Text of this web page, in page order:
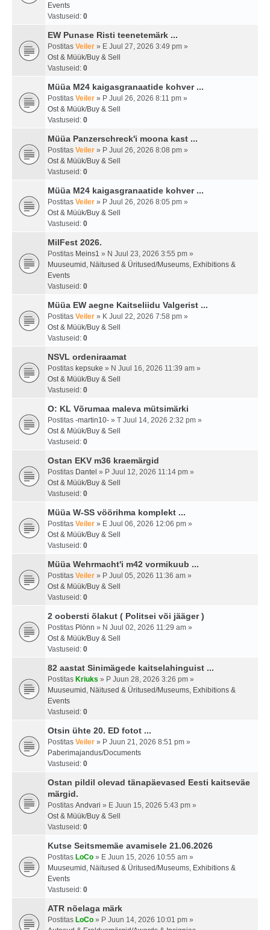
Events
Vastuseid: 0
EW Punase Risti teenetemärk ...
Postitas Veiler » E Juul 27, 2026 3:49 pm »
Ost & Müük/Buy & Sell
Vastuseid: 0
Müüa M24 kaigasgranaatide kohver ...
Postitas Veiler » P Juul 26, 2026 8:11 pm »
Ost & Müük/Buy & Sell
Vastuseid: 0
Müüa Panzerschreck'i moona kast ...
Postitas Veiler » P Juul 26, 2026 8:08 pm »
Ost & Müük/Buy & Sell
Vastuseid: 0
Müüa M24 kaigasgranaatide kohver ...
Postitas Veiler » P Juul 26, 2026 8:05 pm »
Ost & Müük/Buy & Sell
Vastuseid: 0
MilFest 2026.
Postitas Meins1 » N Juul 23, 2026 3:55 pm »
Muuseumid, Näitused & Üritused/Museums, Exhibitions &
Events
Vastuseid: 0
Müüa EW aegne Kaitseliidu Valgerist ...
Postitas Veiler » K Juul 22, 2026 7:58 pm »
Ost & Müük/Buy & Sell
Vastuseid: 0
NSVL ordeniraamat
Postitas kepsuke » N Juul 16, 2026 11:39 am »
Ost & Müük/Buy & Sell
Vastuseid: 0
O: KL Võrumaa maleva mütsimärki
Postitas -martin10- » T Juul 14, 2026 2:32 pm »
Ost & Müük/Buy & Sell
Vastuseid: 0
Ostan EKV m36 kraemärgid
Postitas Dantel » P Juul 12, 2026 11:14 pm »
Ost & Müük/Buy & Sell
Vastuseid: 0
Müüa W-SS vöörihma komplekt ...
Postitas Veiler » E Juul 06, 2026 12:06 pm »
Ost & Müük/Buy & Sell
Vastuseid: 0
Müüa Wehrmacht'i m42 vormikuub ...
Postitas Veiler » P Juul 05, 2026 11:36 am »
Ost & Müük/Buy & Sell
Vastuseid: 0
2 oobersti õlakut ( Politsei või jääger )
Postitas Plönn » N Juul 02, 2026 11:29 am »
Ost & Müük/Buy & Sell
Vastuseid: 0
82 aastat Sinimägede kaitselahinguist ...
Postitas Kriuks » P Juun 28, 2026 3:26 pm »
Muuseumid, Näitused & Üritused/Museums, Exhibitions &
Events
Vastuseid: 0
Otsin ühte 20. ED fotot ...
Postitas Veiler » P Juun 21, 2026 8:51 pm »
Paberimajandus/Documents
Vastuseid: 0
Ostan pildil olevad tänapäevased Eesti kaitseväe
märgid.
Postitas Andvari » E Juun 15, 2026 5:43 pm »
Ost & Müük/Buy & Sell
Vastuseid: 0
Kutse Seitsmemäe avamisele 21.06.2026
Postitas LoCo » E Juun 15, 2026 10:55 am »
Muuseumid, Näitused & Üritused/Museums, Exhibitions &
Events
Vastuseid: 0
ATR nõelaga märk
Postitas LoCo » P Juun 14, 2026 10:01 pm »